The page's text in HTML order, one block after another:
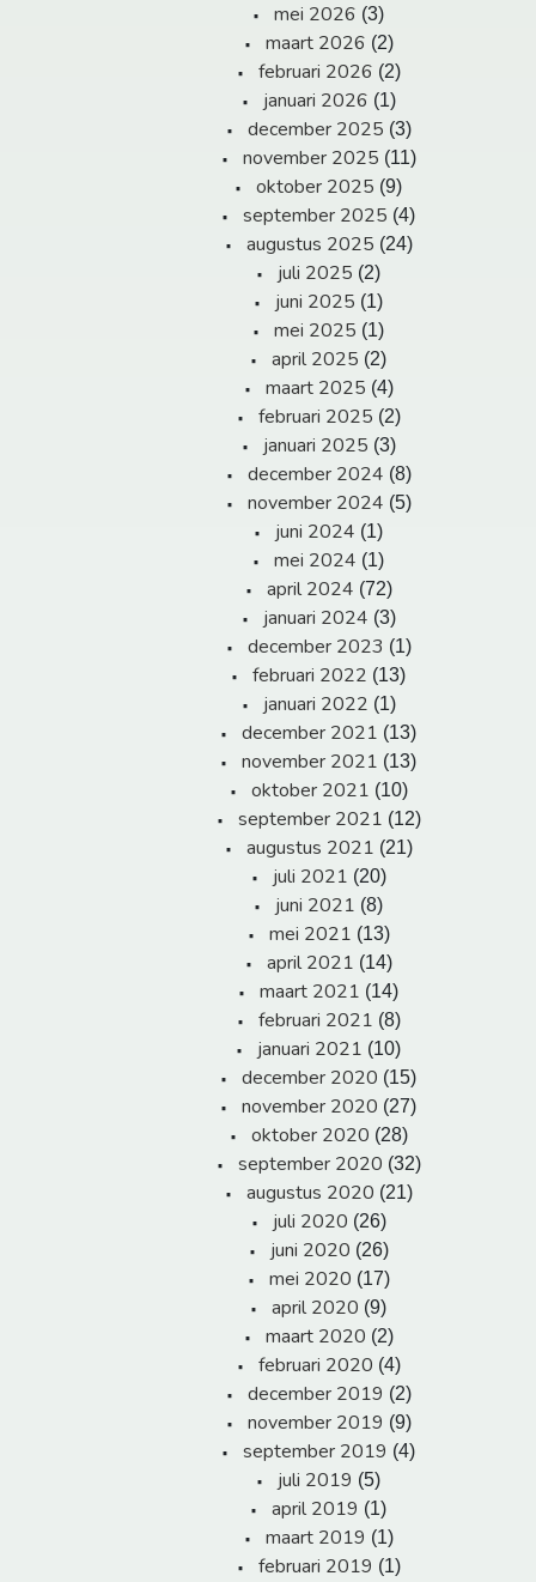
mei 2026 (3)
maart 2026 (2)
februari 2026 (2)
januari 2026 (1)
december 2025 (3)
november 2025 (11)
oktober 2025 (9)
september 2025 (4)
augustus 2025 (24)
juli 2025 (2)
juni 2025 (1)
mei 2025 (1)
april 2025 (2)
maart 2025 (4)
februari 2025 (2)
januari 2025 (3)
december 2024 (8)
november 2024 (5)
juni 2024 (1)
mei 2024 (1)
april 2024 (72)
januari 2024 (3)
december 2023 (1)
februari 2022 (13)
januari 2022 (1)
december 2021 (13)
november 2021 (13)
oktober 2021 (10)
september 2021 (12)
augustus 2021 (21)
juli 2021 (20)
juni 2021 (8)
mei 2021 (13)
april 2021 (14)
maart 2021 (14)
februari 2021 (8)
januari 2021 (10)
december 2020 (15)
november 2020 (27)
oktober 2020 (28)
september 2020 (32)
augustus 2020 (21)
juli 2020 (26)
juni 2020 (26)
mei 2020 (17)
april 2020 (9)
maart 2020 (2)
februari 2020 (4)
december 2019 (2)
november 2019 (9)
september 2019 (4)
juli 2019 (5)
april 2019 (1)
maart 2019 (1)
februari 2019 (1)